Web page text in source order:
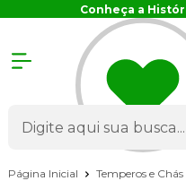
Conheça a
Página Inicial Temperos e Chás